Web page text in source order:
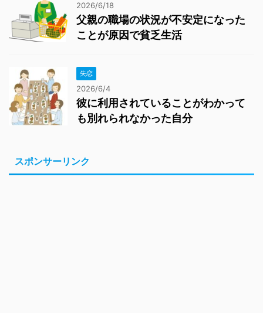
2026/6/18
父親の職場の状況が不安定になった
ことが原因で貧乏生活
失恋
2026/6/4
彼に利用されていることがわかって
も別れられなかった自分
スポンサーリンク